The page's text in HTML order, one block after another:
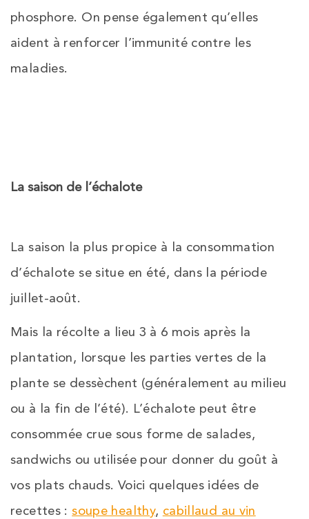
phosphore. On pense également qu’elles
aident à renforcer l’immunité contre les
maladies.
La saison de l’échalote
La saison la plus propice à la consommation
d’échalote se situe en été, dans la période
juillet-août.
Mais la récolte a lieu 3 à 6 mois après la
plantation, lorsque les parties vertes de la
plante se dessèchent (généralement au milieu
ou à la fin de l’été). L’échalote peut être
consommée crue sous forme de salades,
sandwichs ou utilisée pour donner du goût à
vos plats chauds. Voici quelques idées de
recettes :soupe healthy, cabillaud au vin